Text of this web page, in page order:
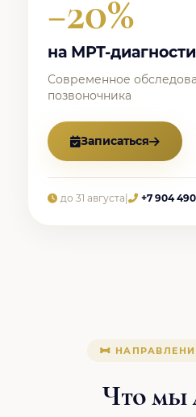
−20%
на МРТ-
Современное
позвоночника
Записаться
до 31 августа +7 904
Что мы